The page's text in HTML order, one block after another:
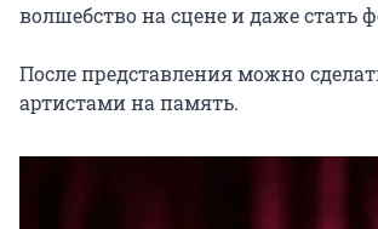
волшебство на сцене и даже стать
После представления можно
артистами на память.